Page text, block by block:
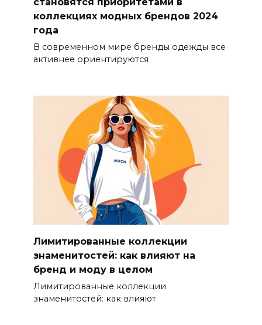
коллекциях модных брендов 2024
года
В современном мире бренды одежды все
активнее ориентируются
Лимитированные коллекции
знаменитостей: как влияют на
бренд и моду в целом
Лимитированные коллекции
знаменитостей: как влияют